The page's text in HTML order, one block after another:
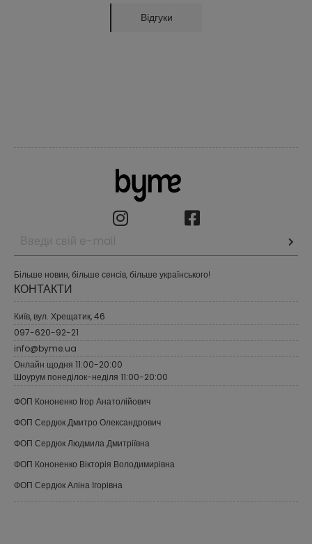
Відгуки
Більше новин, більше сенсів, більше українського!
КОНТАКТИ
Київ, вул. Хрещатик, 46
097-620-92-21
info@byme.ua
Онлайн щодня 11:00-20:00
Шоурум понеділок-неділя 11:00-20:00
ФОП Кононенко Ігор Анатолійович
ФОП Сердюк Дмитро Олександрович
ФОП Сердюк Людмила Дмитріївна
ФОП Кононенко Вікторія Володимирівна
ФОП Сердюк Аліна Ігорівна